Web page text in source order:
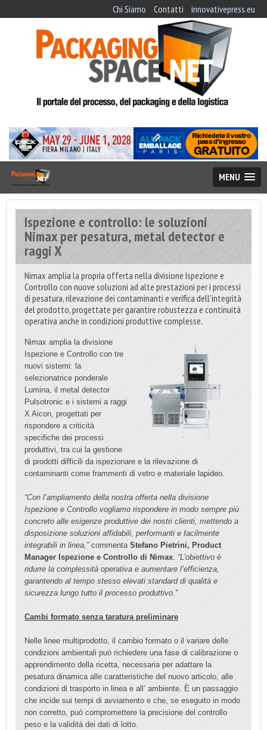
Chi Siamo Contatti innovativepress.eu
MENU
Ispezione e controllo: le soluzioni
Nimax per pesatura, metal detector e
raggi X
Nimax amplia la propria offerta nella divisione Ispezione e
Controllo con nuove soluzioni ad alte prestazioni per i processi
di pesatura, rilevazione dei contaminanti e verifica dell’integrità
del prodotto, progettate per garantire robustezza e continuità
operativa anche in condizioni produttive complesse.
Nimax amplia la divisione
Ispezione e Controllo con tre
nuovi sistemi: la
selezionatrice ponderale
Lumina, il metal detector
Pulsotronic e i sistemi a raggi
X Aicon, progettati per
rispondere a criticità
specifiche dei processi
produttivi, tra cui la gestione
di prodotti difficili da ispezionare e la rilevazione di
contaminanti come frammenti di vetro e materiale lapideo.
“Con l’ampliamento della nostra offerta nella divisione
Ispezione e Controllo vogliamo rispondere in modo sempre più
concreto alle esigenze produttive dei nostri clienti, mettendo a
disposizione soluzioni affidabili, performanti e facilmente
integrabili in linea,”commenta Stefano Pietrini, Product
Manager Ispezione e Controllo di Nimax “L’obiettivo è
ridurre la complessità operativa e aumentare l’efficienza,
garantendo al tempo stesso elevati standard di qualità e
sicurezza lungo tutto il processo produttivo.”
Cambi formato senza taratura preliminare
Nelle linee multiprodotto, il cambio formato o il variare delle
condizioni ambientali può richiedere una fase di calibrazione o
apprendimento della ricetta, necessaria per adattare la
pesatura dinamica alle caratteristiche del nuovo articolo, alle
condizioni di trasporto in linea e all’ ambiente. È un passaggio
che incide sui tempi di avviamento e che, se eseguito in modo
non corretto, può compromettere la precisione del controllo
peso e la validità dei dati di lotto.